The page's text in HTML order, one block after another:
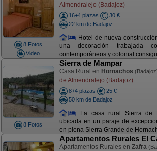
8 Fotos
Video
Almendralejo (Badajoz)
16+4 plazas
30 €
22 km de Badajoz
Hotel de nueva
una decoración trabajada
contemporáneos y colonial
8 Fotos
Sierra de Mampar
Casa Rural en Hornachos
de Almendralejo (Badajoz)
8+4 plazas
25 €
50 km de Badajoz
La casa rural Sierra de
ubicada en un paraje de
en plena Sierra Grande de
Apartamentos Rurales El
Apartamentos Rurales en Zafra